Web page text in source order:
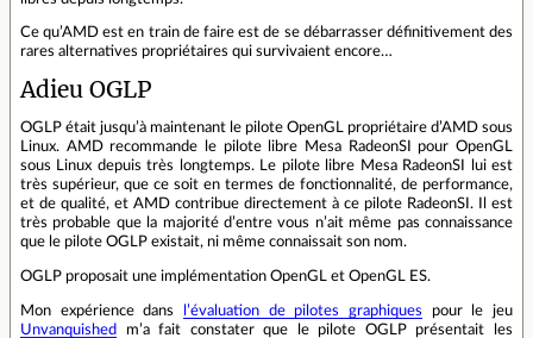
Ce qu’AMD est en train de faire est de se débarrasser définitivement des
rares alternatives propriétaires qui survivaient encore…
Adieu OGLP
OGLP était jusqu’à maintenant le pilote OpenGL propriétaire d’AMD sous
Linux. AMD recommande le pilote libre Mesa RadeonSI pour OpenGL
sous Linux depuis très longtemps. Le pilote libre Mesa RadeonSI lui est
très supérieur, que ce soit en termes de fonctionnalité, de performance,
et de qualité, et AMD contribue directement à ce pilote RadeonSI. Il est
très probable que la majorité d’entre vous n’ait même pas connaissance
que le pilote OGLP existait, ni même connaissait son nom.
OGLP proposait une implémentation OpenGL et OpenGL ES.
Mon expérience dans l’évaluation de pilotes graphiques pour le jeu
Unvanquished m’a fait constater que le pilote OGLP présentait les